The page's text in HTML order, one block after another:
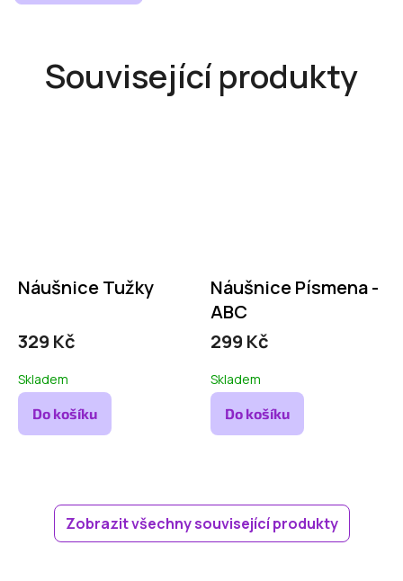
Související produkty
Náušnice Tužky
329 Kč
Skladem
Do košíku
Náušnice Písmena -
ABC
299 Kč
Skladem
Do košíku
Zobrazit všechny související produkty